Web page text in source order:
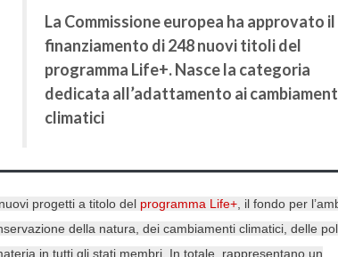
La Commissione europea ha approvato il
finanziamento di 248 nuovi titoli del
programma Life+. Nasce la categoria
dedicata all’adattamento ai
climatici
progetti a titolo del programma Life+ , il fondo per
della natura, dei cambiamenti climatici, delle
in tutti gli stati membri. In totale, rappresentano un